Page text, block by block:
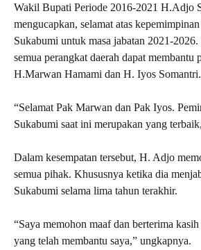
Wakil Bupati Periode 2016-2021 H.Adjo
mengucapkan, selamat atas
Sukabumi untuk masa jabatan 2021-
semua perangkat daerah dapat membantu
H.Marwan Hamami dan H. Iyos Somantri.
“Selamat Pak Marwan dan Pak Iyos.
Sukabumi saat ini merupakan yang
Dalam kesempatan tersebut, H. Adjo
semua pihak. Khususnya ketika dia
Sukabumi selama lima tahun terakhir.
“Saya memohon maaf dan berterima
yang telah membantu saya,” ungkapnya.